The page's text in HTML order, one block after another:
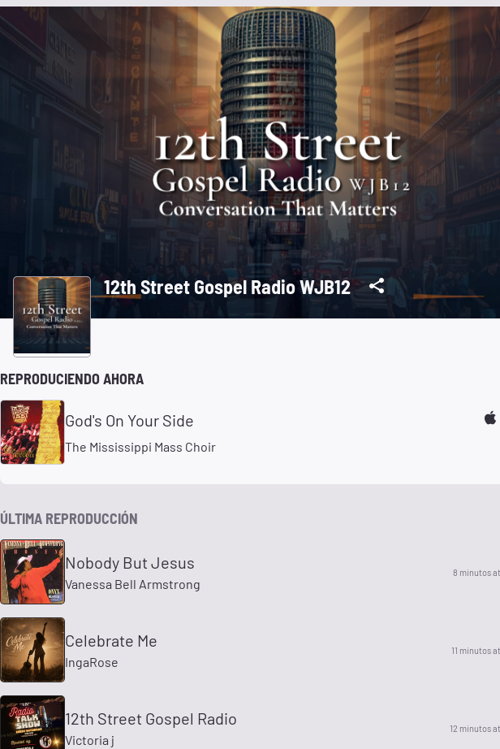
12th Street Gospel Radio WJB12
REPRODUCIENDO AHORA
God's On Your Side
The Mississippi Mass Choir
ÚLTIMA REPRODUCCIÓN
Nobody But Jesus
Vanessa Bell Armstrong
8 minutos
Celebrate Me
IngaRose
11 minutos
12th Street Gospel Radio
Victoria j
12 minutos